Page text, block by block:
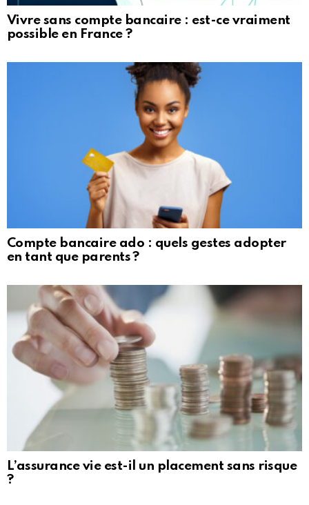
Vivre sans compte bancaire : est-ce vraiment
possible en France ?
Compte bancaire ado : quels gestes adopter
en tant que parents ?
L’assurance vie est-il un placement sans risque
?